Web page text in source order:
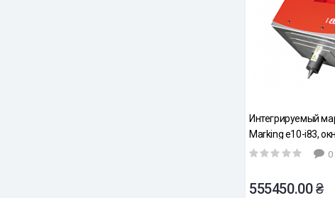
Интегрируемый
Marking e10-i83,
0
555450.00 ₴